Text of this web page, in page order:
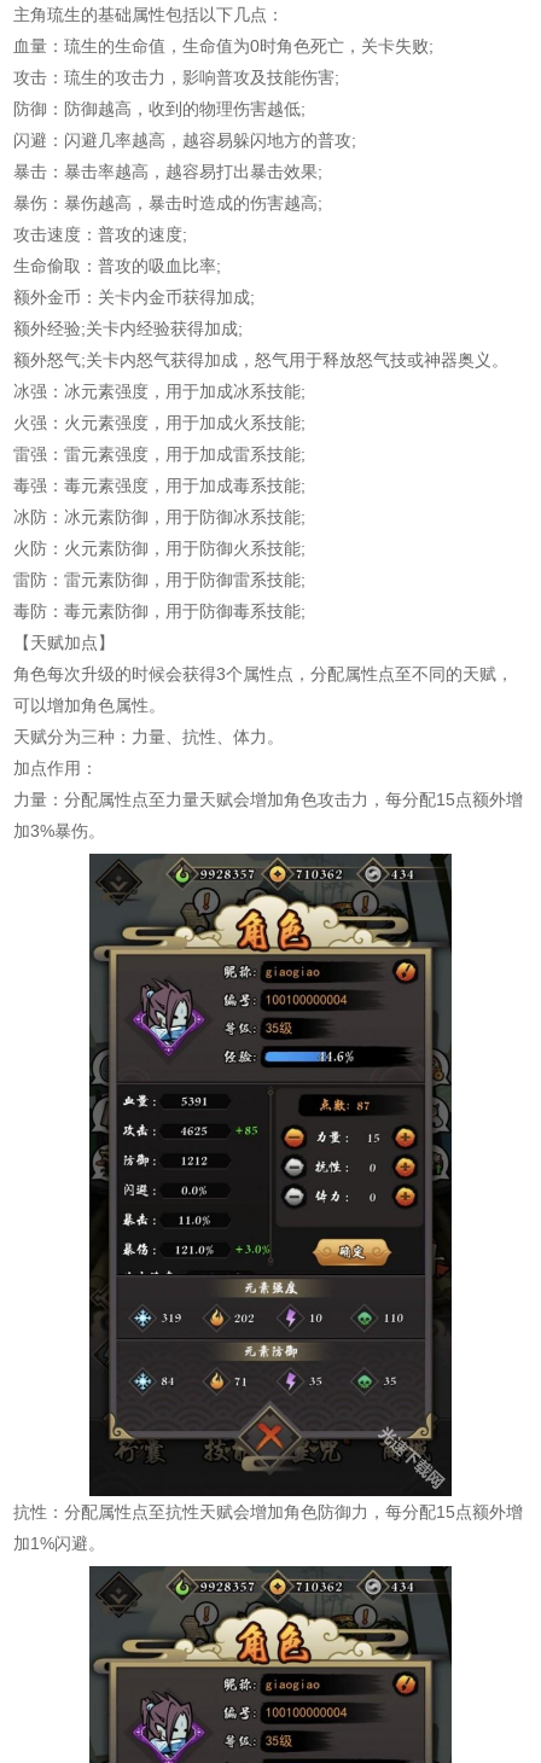
主角琉生的基础属性包括以下几点：
血量：琉生的生命值，生命值为0时角色死亡，关卡失败;
攻击：琉生的攻击力，影响普攻及技能伤害;
防御：防御越高，收到的物理伤害越低;
闪避：闪避几率越高，越容易躲闪地方的普攻;
暴击：暴击率越高，越容易打出暴击效果;
暴伤：暴伤越高，暴击时造成的伤害越高;
攻击速度：普攻的速度;
生命偷取：普攻的吸血比率;
额外金币：关卡内金币获得加成;
额外经验;关卡内经验获得加成;
额外怒气;关卡内怒气获得加成，怒气用于释放怒气技或神器奥义。
冰强：冰元素强度，用于加成冰系技能;
火强：火元素强度，用于加成火系技能;
雷强：雷元素强度，用于加成雷系技能;
毒强：毒元素强度，用于加成毒系技能;
冰防：冰元素防御，用于防御冰系技能;
火防：火元素防御，用于防御火系技能;
雷防：雷元素防御，用于防御雷系技能;
毒防：毒元素防御，用于防御毒系技能;
【天赋加点】
角色每次升级的时候会获得3个属性点，分配属性点至不同的天赋，
可以增加角色属性。
天赋分为三种：力量、抗性、体力。
加点作用：
力量：分配属性点至力量天赋会增加角色攻击力，每分配15点额外增
加3%暴伤。
抗性：分配属性点至抗性天赋会增加角色防御力，每分配15点额外增
加1%闪避。